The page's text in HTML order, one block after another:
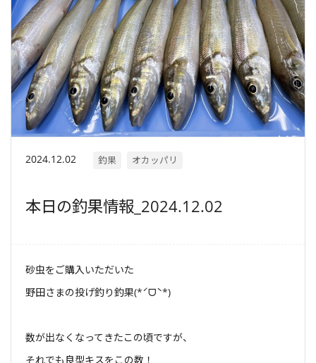
2024.12.02 釣果 オカッパリ
本日の釣果情報_2024.12.02
砂虫をご購入いただいた
野田さまの投げ釣り釣果(*ˊᗜˋ*)
数が出なくなってきたこの頃ですが、
それでも良型キスをこの数！